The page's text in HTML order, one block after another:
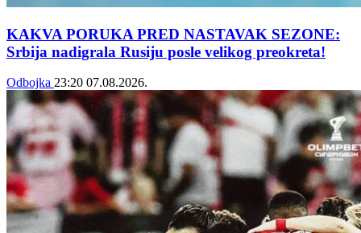
KAKVA PORUKA PRED NASTAVAK SEZONE:
Srbija nadigrala Rusiju posle velikog preokreta!
Odbojka 23:20 07.08.2026.